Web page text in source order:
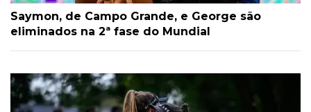
Saymon, de Campo Grande, e George são
eliminados na 2ª fase do Mundial